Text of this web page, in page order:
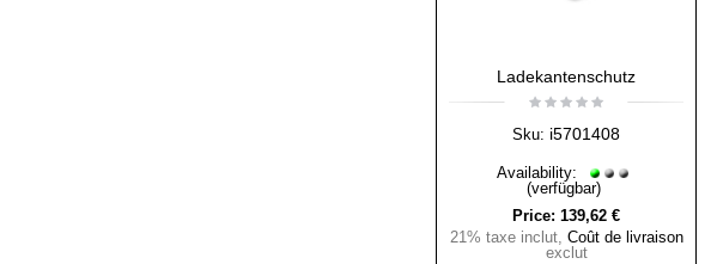
Ladekantenschutz
Sku: i5701408
Availability:
(verfügbar)
Price: 139,62 €
21% taxe inclut, Coût de livraison
exclut